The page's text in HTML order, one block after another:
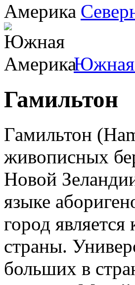
Южная
Гамильтон
Гамильтон
живописных
Новой
языке
город
страны.
больших в